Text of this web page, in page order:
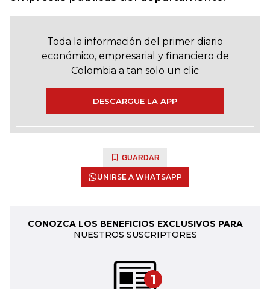
Toda la información del primer diario
económico, empresarial y financiero de
Colombia a tan solo un clic
DESCARGUE LA APP
GUARDAR
UNIRSE A WHATSAPP
CONOZCA LOS BENEFICIOS EXCLUSIVOS PARA
NUESTROS SUSCRIPTORES
1